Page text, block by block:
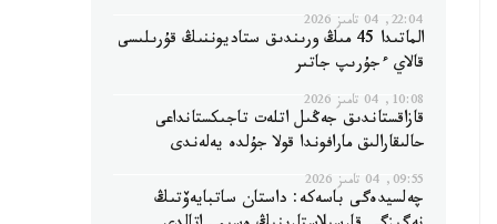
22:04, 04 تامىز 2026
الماتىدا 45 مىڭ ورىندىق ستاديوننىڭ قۇرىلىسى
قالاي ءجۇرىپ جاتىر
10:08, 04 تامىز 2026
قازاقستاندىق جەڭىل اتلەت تاجىكستانداعى
حالىقارالىق مارافوندا قولا جۇلدە يەلەندى
09:55, 04 تامىز 2026
چەلسيدەگى باسەكە: داستان ساتبايەۆتىڭ